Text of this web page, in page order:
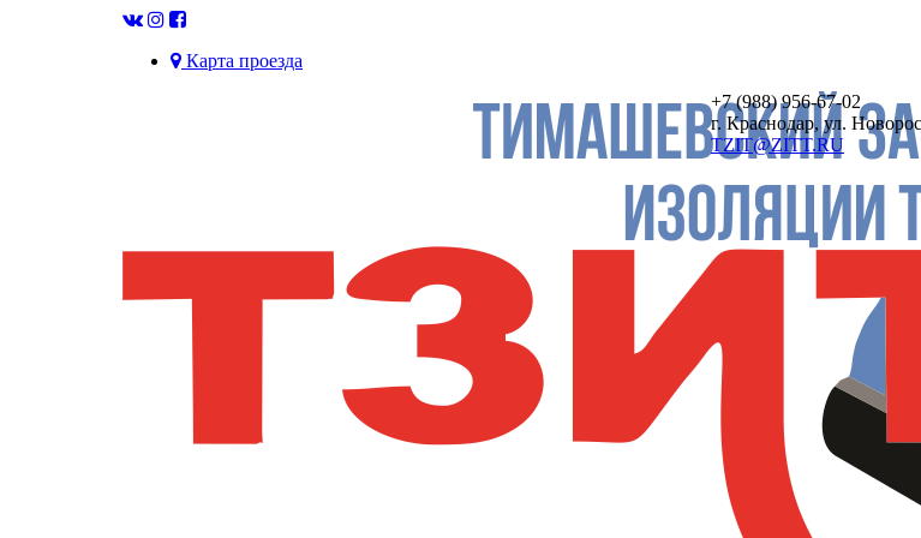
Карта проезда
+7 (988)956-67-02
г. Краснодар, ул.
TZIT@ZITT.RU